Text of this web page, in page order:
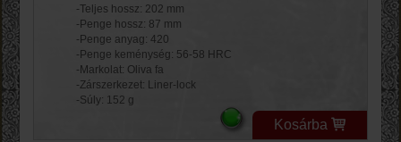
-Teljes hossz: 202 mm
-Penge hossz: 87 mm
-Penge anyag: 420
-Penge keménység: 56-58 HRC
-Markolat: Oliva fa
-Zárszerkezet: Liner-lock
-Súly: 152 g
Kosárba